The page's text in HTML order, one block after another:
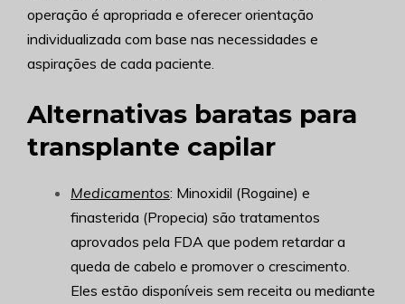
operação é apropriada e oferecer orientação
individualizada com base nas necessidades e
aspirações de cada paciente.
Alternativas baratas para
transplante capilar
Medicamentos: Minoxidil (Rogaine) e
finasterida (Propecia) são tratamentos
aprovados pela FDA que podem retardar a
queda de cabelo e promover o crescimento.
Eles estão disponíveis sem receita ou mediante